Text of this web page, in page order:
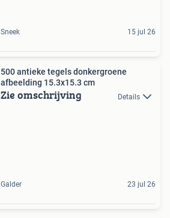
Sneek 15 jul 26
500 antieke tegels donkergroene
afbeelding 15.3x15.3 cm
Zie omschrijving Details
Galder 23 jul 26